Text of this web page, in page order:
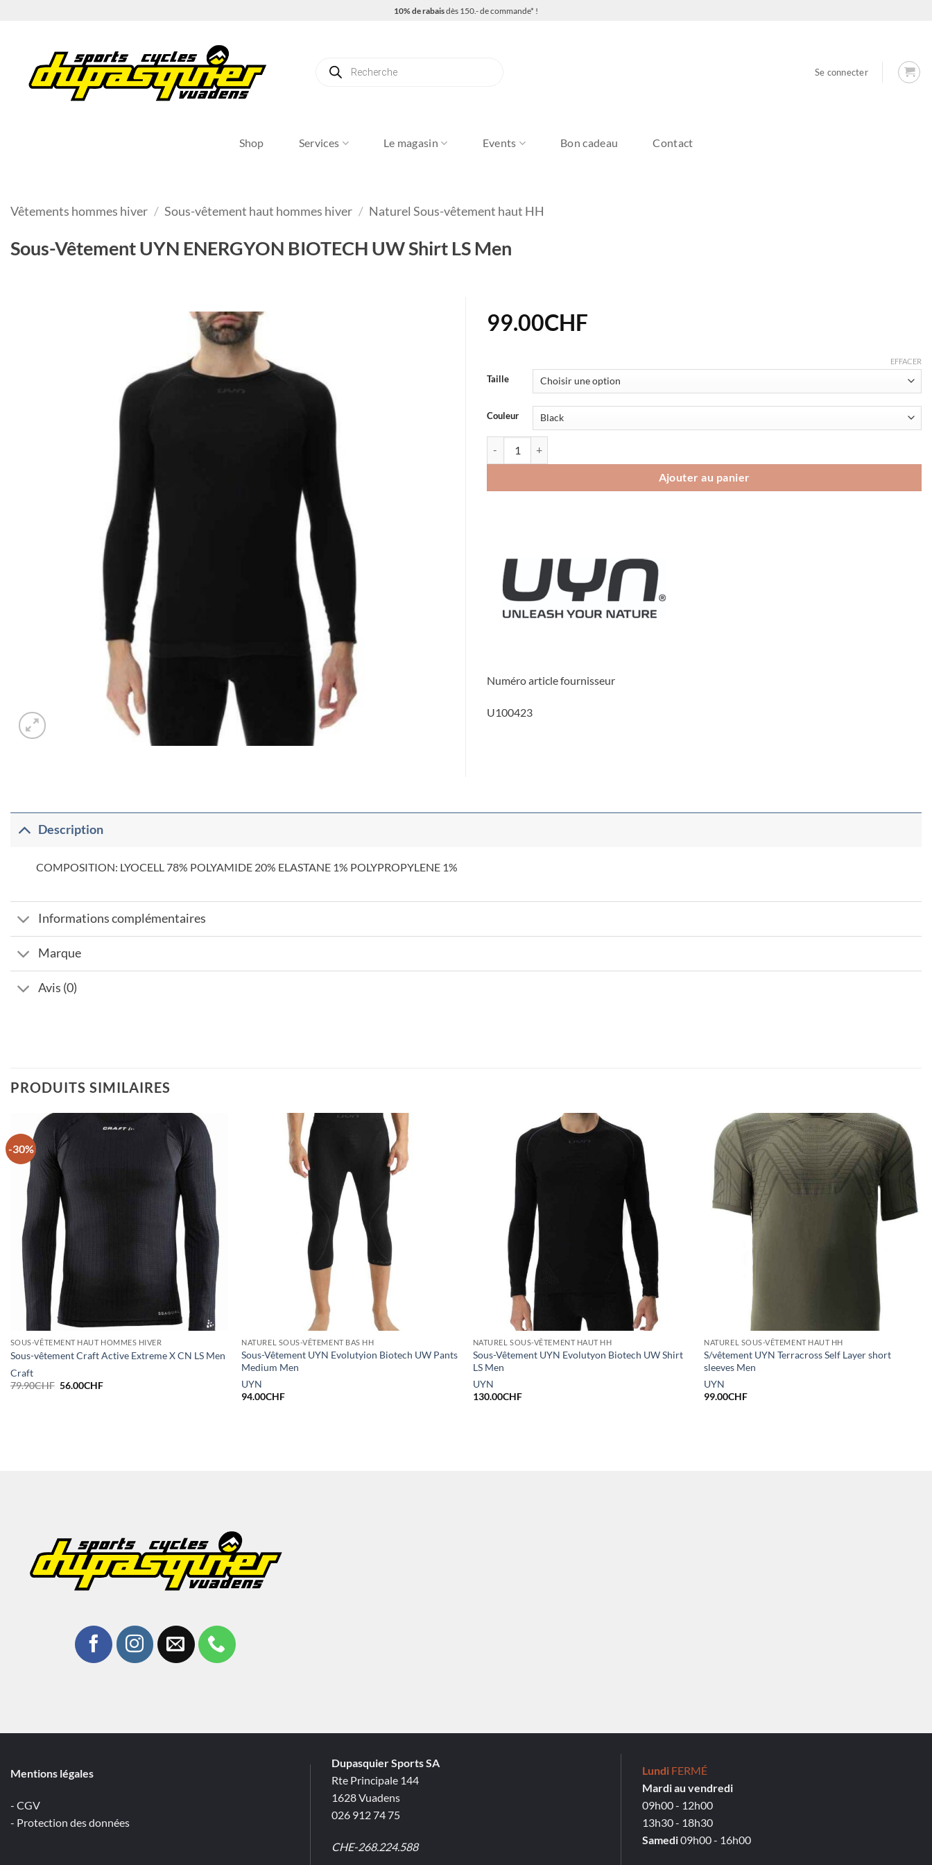
10% de rabaisdès 150.- de commande* !
produits
Se connecter
Shop Services Le magasin Events Bon cadeau Contact
Vêtements hommes hiver / Sous-vêtement haut hommes hiver / Naturel Sous-vêtement haut HH
Sous-Vêtement UYN ENERGYON BIOTECH UW Shirt LS Men
99.00CHF
Taille
Couleur
EFFACER
Ajouter au panier
Numéro article fournisseur
U100423
Description
COMPOSITION: LYOCELL 78% POLYAMIDE 20% ELASTANE 1% POLYPROPYLENE 1%
Informations complémentaires
Marque
Avis (0)
PRODUITS SIMILAIRES
-30%
SOUS-VÊTEMENT HAUT HOMMES HIVER
Sous-vêtement Craft Active Extreme X CN LS Men
Craft
79.90CHF Le
56.00CHFLe
NATUREL SOUS-VÊTEMENT BAS HH
Sous-Vêtement UYN Evolutyion Biotech UW Pants
Medium Men
UYN
94.00CHF
NATUREL SOUS-VÊTEMENT HAUT HH
Sous-Vêtement UYN Evolutyon Biotech UW Shirt
LS Men
UYN
130.00CHF
NATUREL SOUS-VÊTEMENT HAUT HH
S/vêtement UYN Terracross Self Layer short
sleeves Men
UYN
99.00CHF
Mentions légales
- CGV
- Protection des données
Dupasquier Sports SA
Rte Principale 144
1628 Vuadens
026 912 74 75
CHE-268.224.588
Lundi FERMÉ
Mardi au vendredi
09h00 - 12h00
13h30 - 18h30
Samedi09h00 - 16h00